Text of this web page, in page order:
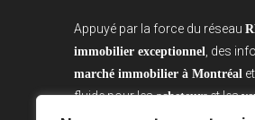
Appuyé par la force du réseau
immobilier exceptionnel , des
marché immobilier à Montréal
fluide pour lesacheteurset les